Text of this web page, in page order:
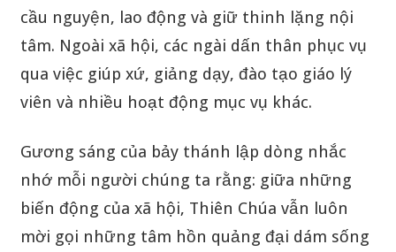
cầu nguyện, lao động và giữ thinh lặng nội
tâm. Ngoài xã hội, các ngài dấn thân phục vụ
qua việc giúp xứ, giảng dạy, đào tạo giáo lý
viên và nhiều hoạt động mục vụ khác.
Gương sáng của bảy thánh lập dòng nhắc
nhớ mỗi người chúng ta rằng: giữa những
biến động của xã hội, Thiên Chúa vẫn luôn
mời gọi những tâm hồn quảng đại dám sống